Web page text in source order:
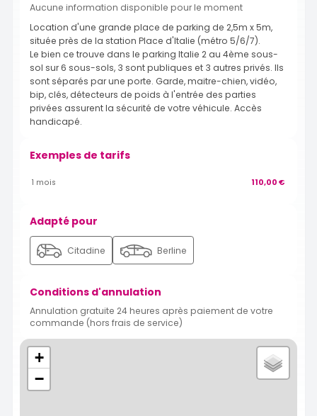
Aucune information disponible pour le moment
Location d'une grande place de parking de 2,5m x 5m,
située près de la station Place d'Italie (métro 5/6/7).
Le bien ce trouve dans le parking Italie 2 au 4ème sous-
sol sur 6 sous-sols, 3 sont publiques et 3 autres privés. Ils
sont séparés par une porte. Garde, maitre-chien, vidéo,
bip, clés, détecteurs de poids à l'entrée des parties
privées assurent la sécurité de votre véhicule. Accès
handicapé.
Exemples de tarifs
1 mois 110,00 €
Adapté pour
Citadine Berline
Conditions d'annulation
Annulation gratuite 24 heures après paiement de votre
commande (hors frais de service)
+
−